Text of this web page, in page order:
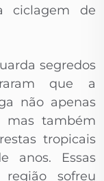
ciclagem de
segredos
que a
não apenas
mas também
tropicais
anos. Essas
sofreu